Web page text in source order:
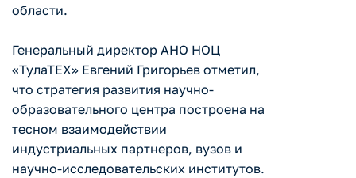
области.
Генеральный директор АНО НОЦ
«ТулаТЕХ» Евгений Григорьев отметил,
что стратегия развития научно-
образовательного центра построена на
тесном взаимодействии
индустриальных партнеров, вузов и
научно-исследовательских институтов.